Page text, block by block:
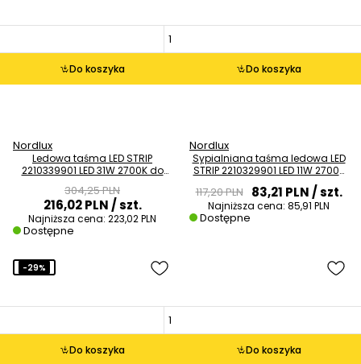
Do koszyka
Nordlux
Ledowa taśma LED STRIP
2210339901 LED 31W 2700K do
304,25 PLN
216,02 PLN/ szt.
Najniższa cena: 223,02 PLN
Dostępne
Do koszyka
Nordlux
Sypialniana taśma ledowa LED
STRIP 2210329901 LED 11W 2700K
117,20 PLN 83,21 PLN/ szt.
Najniższa cena: 85,91 PLN
Dostępne
Do koszyka
-29%
Do koszyka